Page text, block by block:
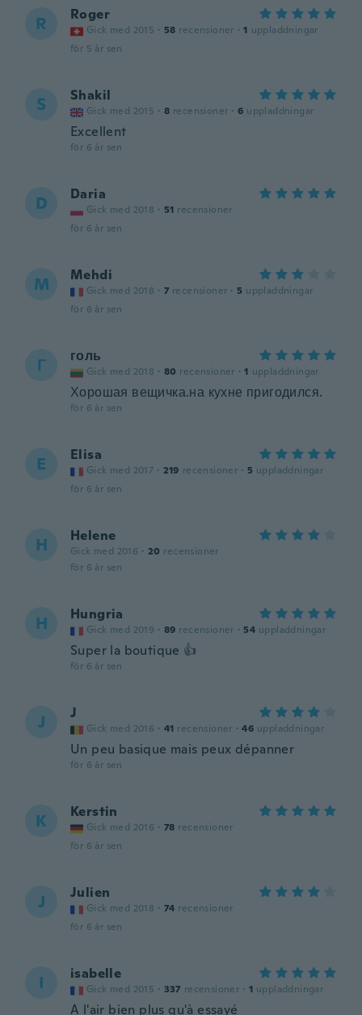
R Roger
Gick med 2015 · 58 recensioner · 1 uppladdningar
för 5 år sen
S Shakil
Gick med 2015 · 8 recensioner · 6 uppladdningar
Excellent
för 6 år sen
D Daria
Gick med 2018 · 51 recensioner
för 6 år sen
M Mehdi
Gick med 2018 · 7 recensioner · 5 uppladdningar
för 6 år sen
Г голь
Gick med 2018 · 80 recensioner · 1 uppladdningar
Хорошая вещичка.на кухне пригодился.
för 6 år sen
E Elisa
Gick med 2017 · 219 recensioner · 5 uppladdningar
för 6 år sen
H Helene
Gick med 2016 · 20 recensioner
för 6 år sen
H Hungria
Gick med 2019 · 89 recensioner · 54 uppladdningar
Super la boutique 👍
för 6 år sen
J J
Gick med 2016 · 41 recensioner · 46 uppladdningar
Un peu basique mais peux dépanner
för 6 år sen
K Kerstin
Gick med 2016 · 78 recensioner
för 6 år sen
J Julien
Gick med 2018 · 74 recensioner
för 6 år sen
I isabelle
Gick med 2015 · 337 recensioner · 1 uppladdningar
A l'air bien plus qu'à essayé